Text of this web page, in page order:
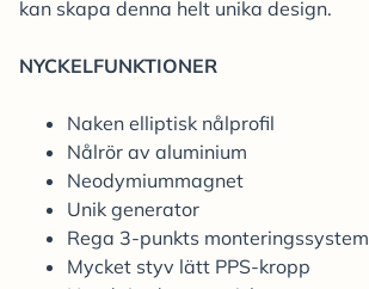
kan skapa denna helt unika design.
NYCKELFUNKTIONER
Naken elliptisk nålprofil
Nålrör av aluminium
Neodymiummagnet
Unik generator
Rega 3-punkts monteringssystem
Mycket styv lätt PPS-kropp